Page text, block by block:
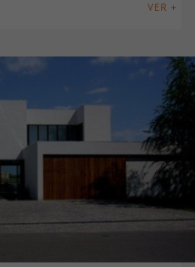
VER +